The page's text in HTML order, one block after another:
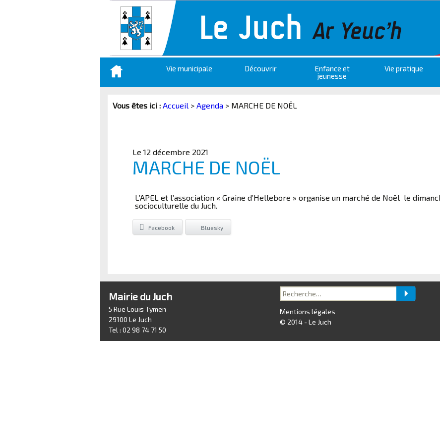
Aller
contenu
Vie municipale Découvrir
Enfance et
jeunesse
Vie pratique
Vous êtes ici : Accueil> Agenda> MARCHE DE NOËL
Le 12 décembre 2021
MARCHE DE NOËL
L’APEL et l’association « Graine d’Hellebore » organise un marché de Noël le
socioculturelle du Juch.
Facebook Bluesky
Mairie du Juch
5 Rue Louis Tymen
29100 Le Juch
Tel : 02 98 74 71 50
Recherche
pour :
Mentions légales
© 2014 - Le Juch